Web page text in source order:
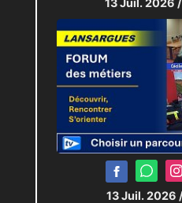
13 Juil. 2026